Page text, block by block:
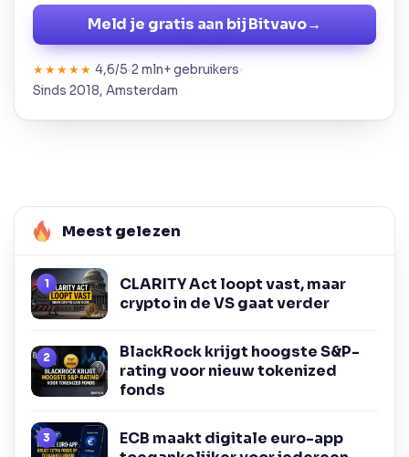
Meld je gratis aan bij Bitvavo→
★★★★★ 4,6/5 2 mln+ gebruikers
Sinds 2018, Amsterdam
Meest gelezen
CLARITY Act loopt vast, maar
crypto in de VS gaat verder
BlackRock krijgt hoogste S&P-
rating voor nieuw tokenized
fonds
ECB maakt digitale euro-app